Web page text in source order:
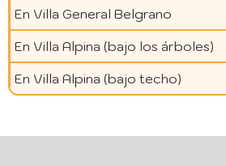
En Villa General Belgrano
En Villa Alpina (bajo los árboles)
En Villa Alpina (bajo techo)